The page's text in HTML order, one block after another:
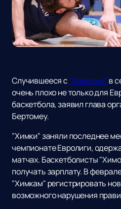
Случившееся с"Химками" в
очень плохо не только для
баскетбола, заявил глава
Бертомеу.
"Химки" заняли последнее
чемпионате Евролиги,
матчах. Баскетболисты
получать зарплату. В
"Химкам" регистрировать
возможного нарушения